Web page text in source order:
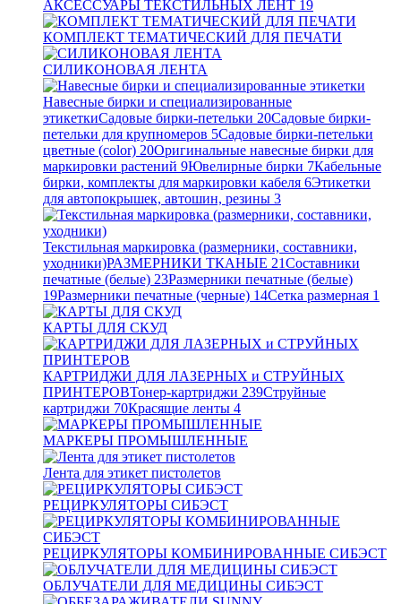
АКСЕССУАРЫ ТЕКСТИЛЬНЫХ ЛЕНТ 19
КОМПЛЕКТ ТЕМАТИЧЕСКИЙ ДЛЯ ПЕЧАТИ
СИЛИКОНОВАЯ ЛЕНТА
Навесные бирки и специализированные
этикеткиСадовые бирки-петельки 20Садовые бирки-
петельки для крупномеров 5Садовые бирки-петельки
цветные (color) 20Оригинальные навесные бирки для
маркировки растений 9Ювелирные бирки 7Кабельные
бирки, комплекты для маркировки кабеля 6Этикетки
для автопокрышек, автошин, резины 3
Текстильная маркировка (размерники, составники,
уходники)РАЗМЕРНИКИ ТКАНЫЕ 21Составники
печатные (белые) 23Размерники печатные (белые)
19Размерники печатные (черные) 14Сетка размерная 1
КАРТЫ ДЛЯ СКУД
КАРТРИДЖИ ДЛЯ ЛАЗЕРНЫХ и СТРУЙНЫХ
ПРИНТЕРОВТонер-картриджи 239Струйные
картриджи 70Красящие ленты 4
МАРКЕРЫ ПРОМЫШЛЕННЫЕ
Лента для этикет пистолетов
РЕЦИРКУЛЯТОРЫ СИБЭСТ
РЕЦИРКУЛЯТОРЫ КОМБИНИРОВАННЫЕ СИБЭСТ
ОБЛУЧАТЕЛИ ДЛЯ МЕДИЦИНЫ СИБЭСТ